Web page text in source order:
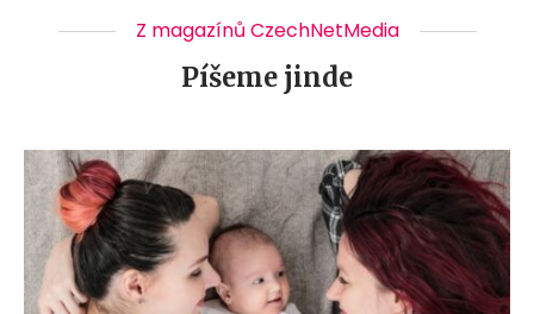
Z magazínů CzechNetMedia
Píšeme jinde